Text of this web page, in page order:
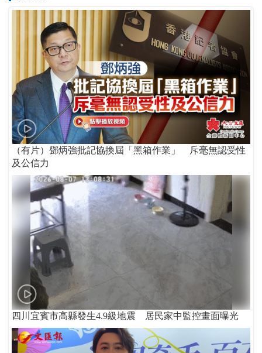
（有片）鄧炳強批記協換屆「黑箱作業」 斥毫無認受性
及公信力
四川宜賓市高縣發生4.9級地震 居民家中監控畫面曝光